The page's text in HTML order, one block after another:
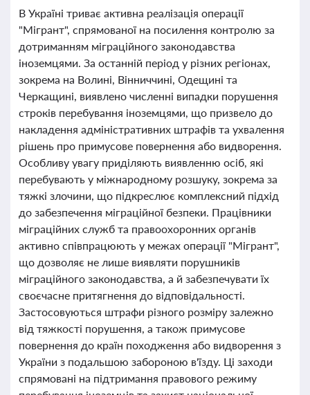
В Україні триває активна реалізація операції
"Мігрант", спрямованої на посилення контролю за
дотриманням міграційного законодавства
іноземцями. За останній період у різних регіонах,
зокрема на Волині, Вінниччині, Одещині та
Черкащині, виявлено численні випадки порушення
строків перебування іноземцями, що призвело до
накладення адміністративних штрафів та ухвалення
рішень про примусове повернення або видворення.
Особливу увагу приділяють виявленню осіб, які
перебувають у міжнародному розшуку, зокрема за
тяжкі злочини, що підкреслює комплексний підхід
до забезпечення міграційної безпеки. Працівники
міграційних служб та правоохоронних органів
активно співпрацюють у межах операції "Мігрант",
що дозволяє не лише виявляти порушників
міграційного законодавства, а й забезпечувати їх
своєчасне притягнення до відповідальності.
Застосовуються штрафи різного розміру залежно
від тяжкості порушення, а також примусове
повернення до країн походження або видворення з
України з подальшою забороною в'їзду. Ці заходи
спрямовані на підтримання правового режиму